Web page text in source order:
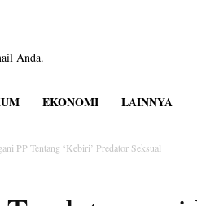
Anda.
EKONOMI LAINNYA
PP Tentang ‘Kebiri’ Predator Seksual